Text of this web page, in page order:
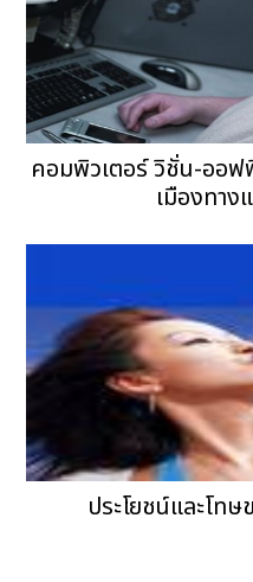
คอมพิวเตอร์ วิชั่น-ออ
เมืองทาง
ประโยชน์และโท